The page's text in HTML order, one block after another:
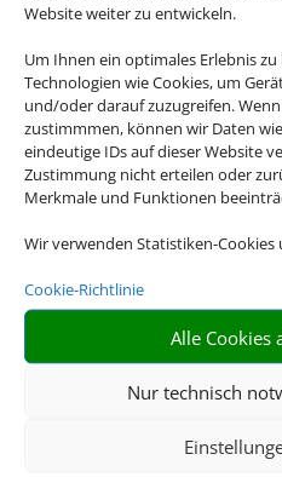
Website weiter zu entwickeln.
Um Ihnen ein optimales Erlebnis
Technologien wie Cookies, um
und/oder darauf zuzugreifen.
zustimmmen, können wir Daten
eindeutige IDs auf dieser Website
Zustimmung nicht erteilen oder
Merkmale und Funktionen
Wir verwenden Statistiken-
Cookie-Richtlinie
Alle Cookies
Nur technisch